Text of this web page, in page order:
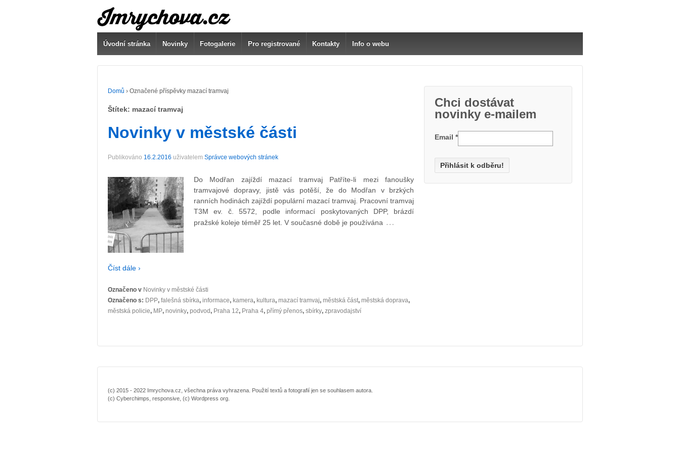
Úvodní stránka Novinky Fotogalerie Pro registrované Kontakty Info o webu
Domů › Označené příspěvky mazací tramvaj
Štítek: mazací tramvaj
Novinky v městské části
Publikováno 16.2.2016 uživatelem Správce webových stránek
Do Modřan zajíždí mazací tramvaj Patříte-li mezi fanoušky
tramvajové dopravy, jistě vás potěší, že do Modřan v brzkých
ranních hodinách zajíždí populární mazací tramvaj. Pracovní tramvaj
T3M ev. č. 5572, podle informací poskytovaných DPP, brázdí
pražské koleje téměř 25 let. V současné době je používána …
Číst dále ›
Označeno v Novinky v městské části
Označeno s: DPP, falešná sbírka, informace, kamera, kultura, mazací tramvaj, městská část, městská doprava,
městská policie, MP, novinky, podvod, Praha 12, Praha 4, přímý přenos, sbírky, zpravodajství
Chci dostávat
novinky e-mailem
Email*
(c) 2015 - 2022 Imrychova.cz, všechna práva vyhrazena. Použití textů a fotografií jen se souhlasem autora.
(c) Cyberchimps, responsive, (c) Wordpress org.